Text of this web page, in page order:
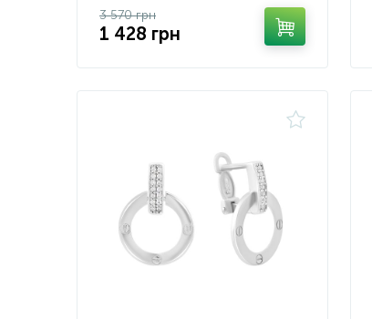
3 570 грн
1 428 грн